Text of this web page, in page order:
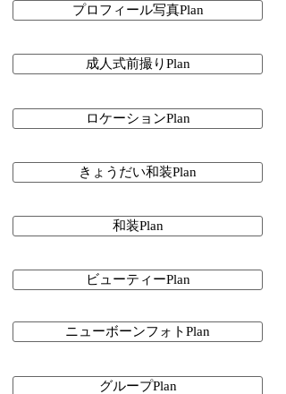
プロフィール写真Plan
成人式前撮りPlan
ロケーションPlan
きょうだい和装Plan
和装Plan
ビューティーPlan
ニューボーンフォトPlan
グループPlan